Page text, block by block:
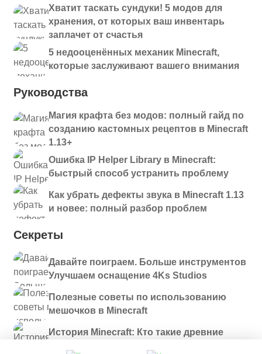
Хватит таскать сундуки! 5 модов для
хранения, от которых ваш инвентарь
заплачет от счастья
5 недооценённых механик Minecraft,
которые заслуживают вашего внимания
Руководства
Магия крафта без модов: полный гайд по
созданию кастомных рецептов в Minecraft
1.13+
Ошибка IP Helper Library в Minecraft:
быстрый способ устранить проблему
Как убрать дефекты звука в Minecraft 1.13
и новее: полный разбор проблем
Секреты
Давайте поиграем. Больше инструментов
Улучшаем оснащение 4Ks Studios
Полезные советы по использованию
мешочков в Minecraft
История Minecraft: Кто такие древние